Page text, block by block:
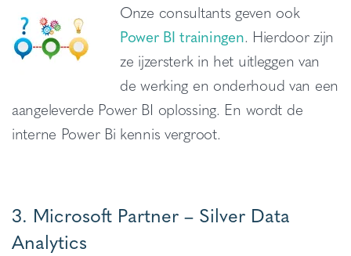
Onze consultants geven ook
Power BI trainingen. Hierdoor zijn
ze ijzersterk in het uitleggen van
de werking en onderhoud van een
aangeleverde Power BI oplossing. En wordt de
interne Power Bi kennis vergroot.
3. Microsoft Partner – Silver Data
Analytics